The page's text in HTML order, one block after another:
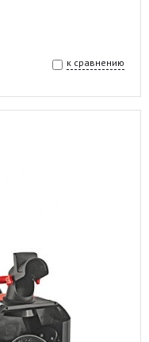
к сравнению